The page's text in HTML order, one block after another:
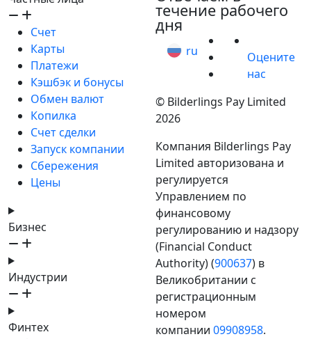
Счет
Карты
Платежи
Кэшбэк и бонусы
Обмен валют
Копилка
Счет сделки
Запуск компании
Сбережения
Цены
Бизнес
Индустрии
Финтех
течение рабочего
дня
ru
Оцените
нас
© Bilderlings Pay Limited
2026
Компания Bilderlings Pay
Limited авторизована и
регулируется
Управлением по
финансовому
регулированию и надзору
(Financial Conduct
Authority) (900637) в
Великобритании с
регистрационным
номером
компании 09908958.